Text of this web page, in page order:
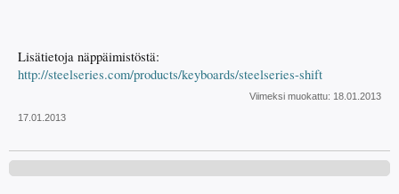
Lisätietoja näppäimistöstä:
http://steelseries.com/products/keyboards/steelseries-shift
Viimeksi muokattu: 18.01.2013
17.01.2013